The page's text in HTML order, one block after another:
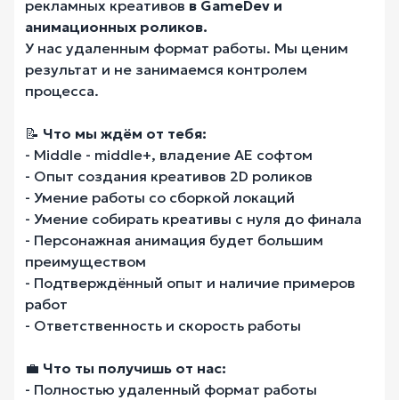
рекламных креативов в GameDev и
анимационных роликов.
У нас удаленным формат работы. Мы ценим
результат и не занимаемся контролем
процесса.
📝 Что мы ждём от тебя:
- Middle - middle+, владение AE софтом
- Опыт создания креативов 2D роликов
- Умение работы со сборкой локаций
- Умение собирать креативы с нуля до финала
- Персонажная анимация будет большим
преимуществом
- Подтверждённый опыт и наличие примеров
работ
- Ответственность и скорость работы
💼 Что ты получишь от нас:
- Полностью удаленный формат работы